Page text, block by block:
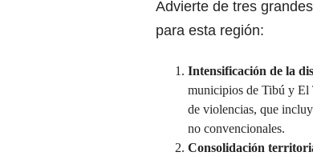
Advierte de tres
para esta región:
Intensificación de la
municipios de Tibú y El
de violencias, que
no convencionales.
Consolidación